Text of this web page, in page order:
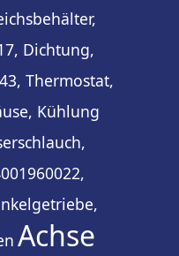
Dichtung,
Thermostat,
Kühlung
Achse